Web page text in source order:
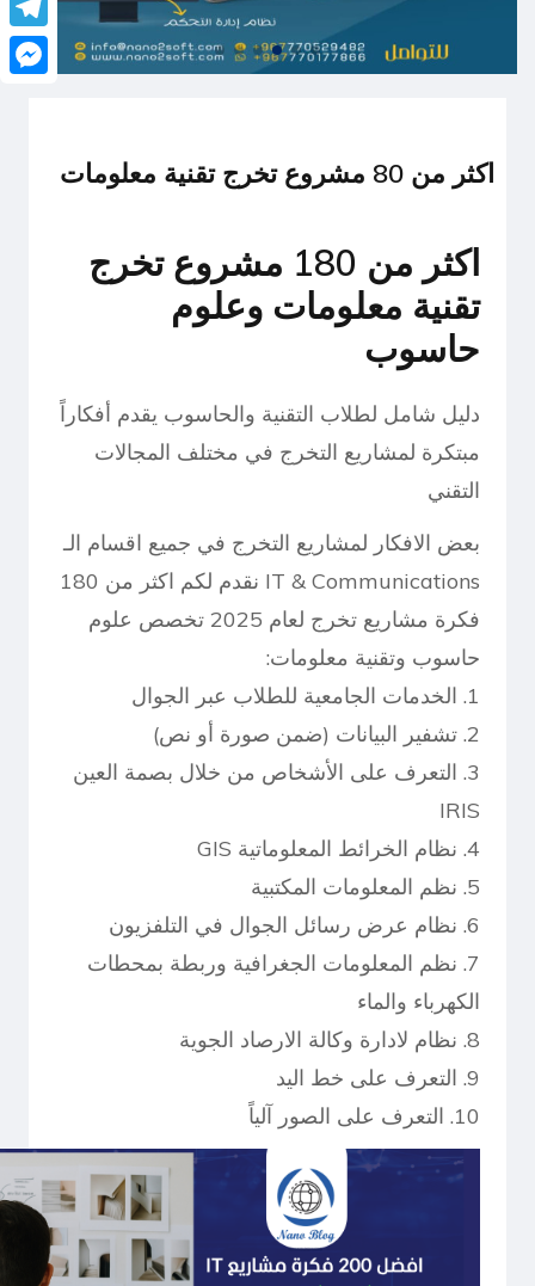
اكثر من 80 مشروع تخرج تقنية معلومات
اكثر من 180 مشروع تخرج
تقنية معلومات وعلوم
حاسوب
دليل شامل لطلاب التقنية والحاسوب يقدم أفكاراً
مبتكرة لمشاريع التخرج في مختلف المجالات
التقني
بعض الافكار لمشاريع التخرج في جميع اقسام الـ
IT & Communications نقدم لكم اكثر من 180
فكرة مشاريع تخرج لعام 2025 تخصص علوم
حاسوب وتقنية معلومات:
1. الخدمات الجامعية للطلاب عبر الجوال
2. تشفير البيانات (ضمن صورة أو نص)
3. التعرف على الأشخاص من خلال بصمة العين
IRIS
4. نظام الخرائط المعلوماتية GIS
5. نظم المعلومات المكتبية
6. نظام عرض رسائل الجوال في التلفزيون
7. نظم المعلومات الجغرافية وربطة بمحطات
الكهرباء والماء
8. نظام لادارة وكالة الارصاد الجوية
9. التعرف على خط اليد
10. التعرف على الصور آلياً